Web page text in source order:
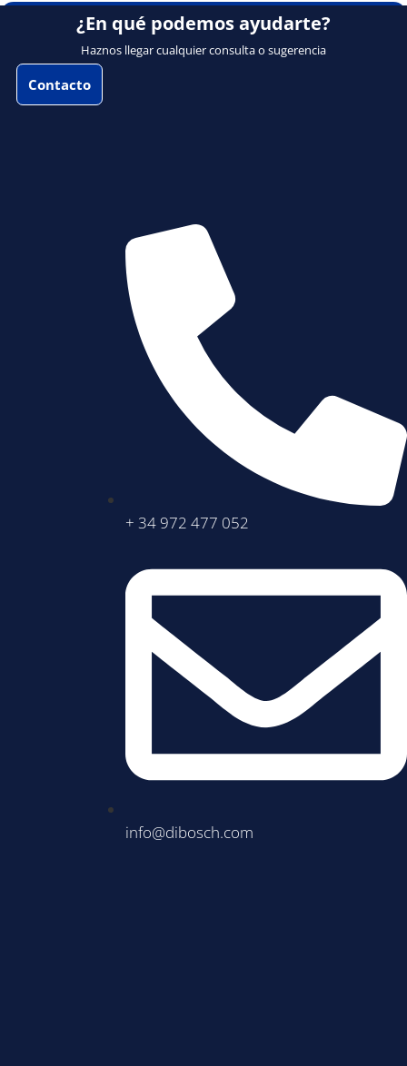
¿En qué podemos ayudarte?
Haznos llegar cualquier consulta o sugerencia
Contacto
+ 34 972 477 052
info@dibosch.com